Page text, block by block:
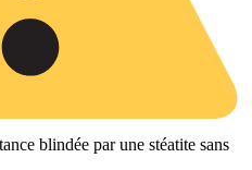
blindée par une stéatite sans